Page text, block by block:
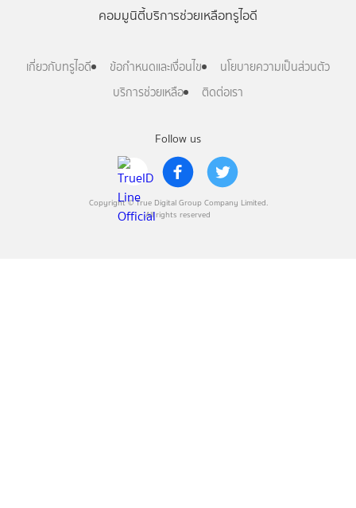
Follow us
Copyright © True Digital Group Company Limited.
All rights reserved
คอมมูนิตี้บริการช่วยเหลือทรูไอดี
เกี่ยวกับทรูไอดี ข้อกำหนดและเงื่อนไข
นโยบายความเป็นส่วนตัว
บริการช่วยเหลือ
ติดต่อเรา